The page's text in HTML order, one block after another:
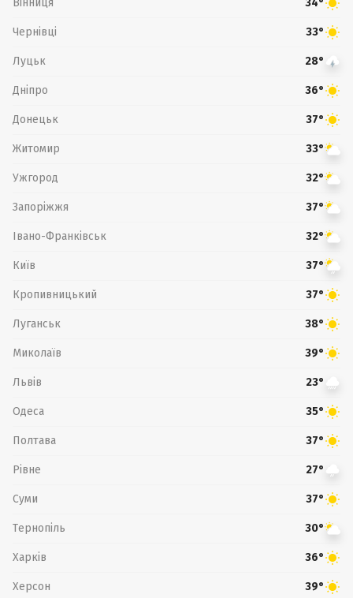
34°
Чернівці 33°
Луцьк 28°
Дніпро 36°
Донецьк 37°
Житомир 33°
Ужгород 32°
Запоріжжя 37°
Івано-Франківськ 32°
Київ 37°
Кропивницький 37°
Луганськ 38°
Миколаїв 39°
Львів 23°
Одеса 35°
Полтава 37°
Рівне 27°
Суми 37°
Тернопіль 30°
Харків 36°
Херсон 39°